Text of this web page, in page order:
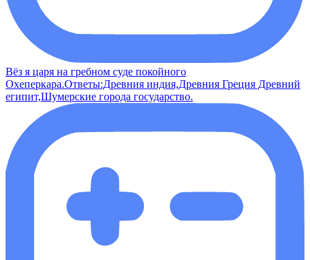
Вёз я царя на гребном суде покойного
Охеперкара.Ответы:Древния индия,Древния Греция Древний
египит,Шумерские города государство.